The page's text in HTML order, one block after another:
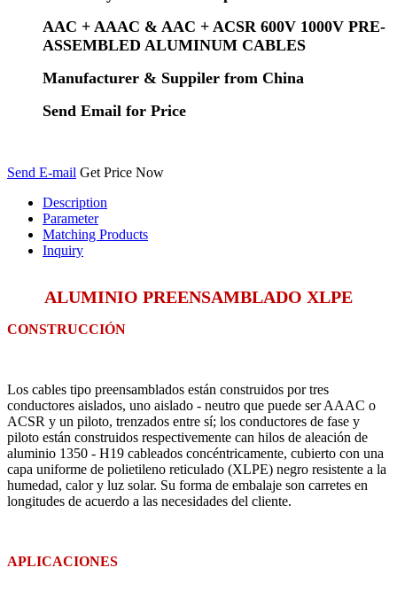
AAC + AAAC & AAC + ACSR 600V 1000V PRE-
ASSEMBLED ALUMINUM CABLES
Manufacturer & Suppiler from China
Send Email for Price
Send E-mail Get Price Now
Description
Parameter
Matching Products
Inquiry
ALUMINIO PREENSAMBLADO XLPE
CONSTRUCCIÓN
Los cables tipo preensamblados están construidos por tres
conductores aislados, uno aislado - neutro que puede ser AAAC o
ACSR y un piloto, trenzados entre sí; los conductores de fase y
piloto están construidos respectivemente can hilos de aleación de
aluminio 1350 - H19 cableados concéntricamente, cubierto con una
capa uniforme de polietileno reticulado (XLPE) negro resistente a la
humedad, calor y luz solar. Su forma de embalaje son carretes en
longitudes de acuerdo a las necesidades del cliente.
APLICACIONES